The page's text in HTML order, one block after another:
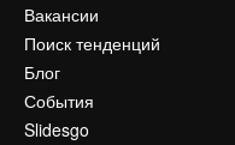
Вакансии
Поиск тенденций
Блог
События
Slidesgo